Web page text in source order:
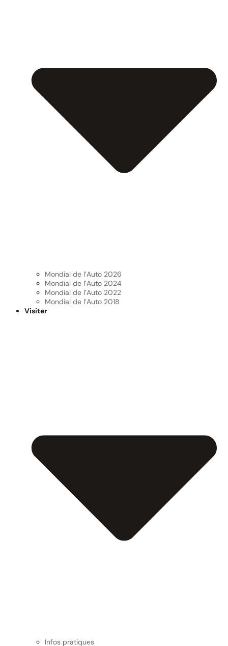
Mondial de l’Auto 2026
Mondial de l’Auto 2024
Mondial de l’Auto 2022
Mondial de l’Auto 2018
Visiter
Infos pratiques